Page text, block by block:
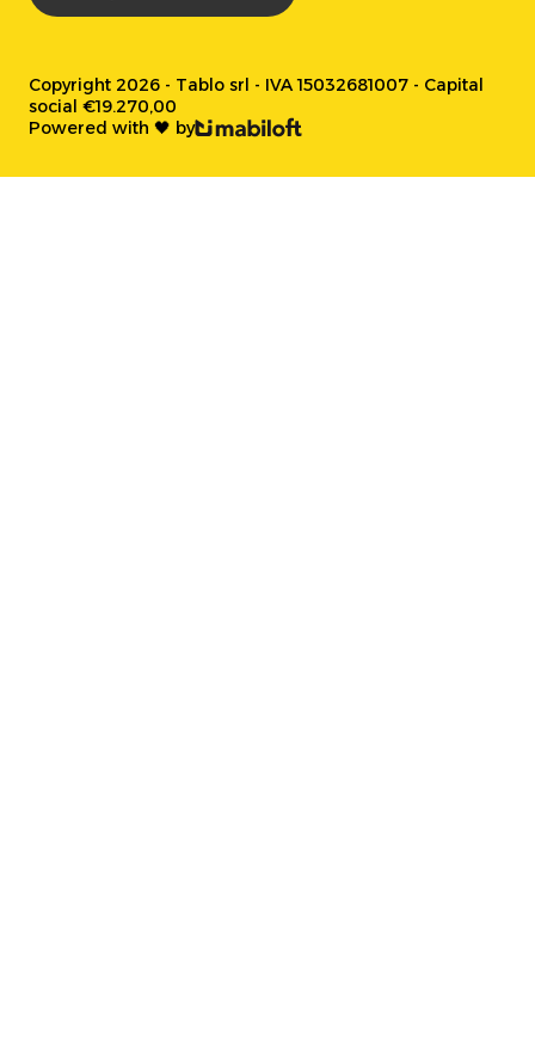
Copyright 2026 - Tablo srl - IVA 15032681007 - Capital
social €19.270,00
Powered with 🖤 by